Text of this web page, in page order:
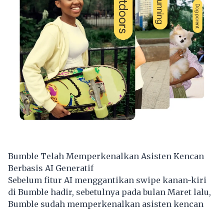
Bumble Telah Memperkenalkan Asisten Kencan
Berbasis AI Generatif
Sebelum fitur AI menggantikan swipe kanan-kiri
di Bumble hadir, sebetulnya pada bulan Maret lalu,
Bumble sudah memperkenalkan asisten kencan